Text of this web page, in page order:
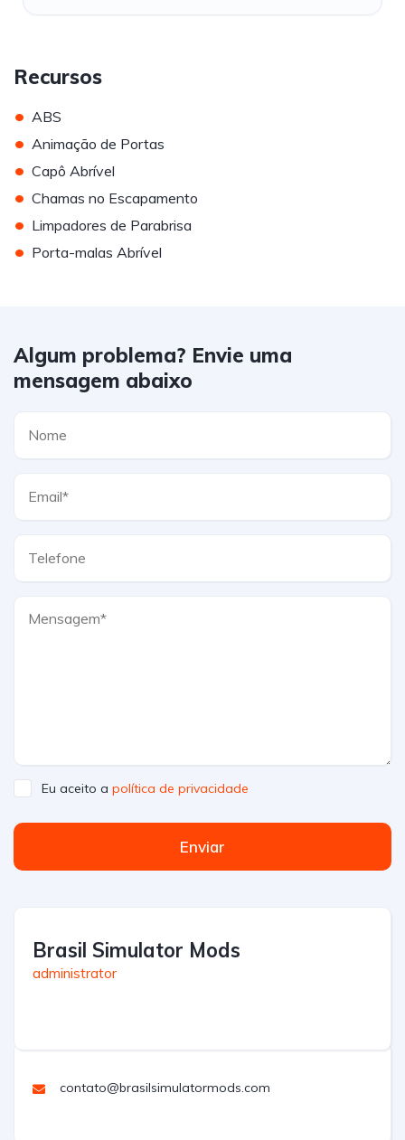
Recursos
• ABS
• Animação de Portas
• Capô Abrível
• Chamas no Escapamento
• Limpadores de Parabrisa
• Porta-malas Abrível
Algum problema? Envie uma
mensagem abaixo
Eu aceito a política de privacidade
Enviar
Brasil Simulator Mods
administrator
contato@brasilsimulatormods.com